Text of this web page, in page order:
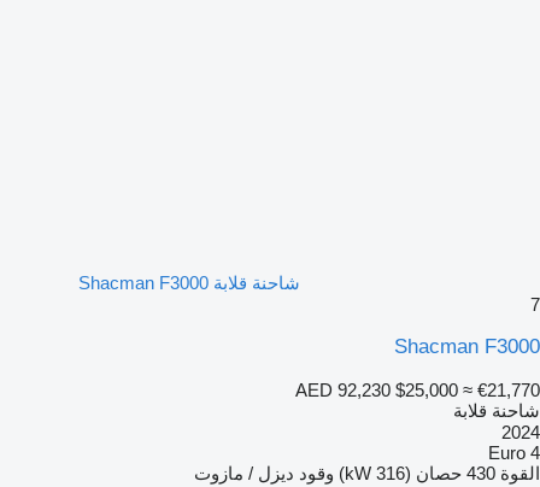
شاحنة قلابة Shacman F3000
7
Shacman F3000
AED 92,230 $25,000 ≈ €21,770
شاحنة قلابة
2024
Euro 4
القوة 430 حصان (316 kW) وقود ديزل / مازوت